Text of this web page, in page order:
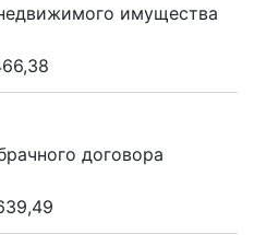
имущества
договора